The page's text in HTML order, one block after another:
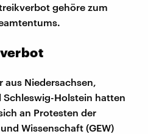
gehöre zum
Niedersachsen,
Holstein hatten
an Protesten der
Wissenschaft (GEW)